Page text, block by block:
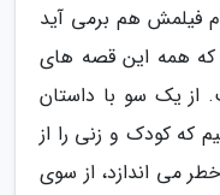
فیلمش هم برمی آید
که همه این قصه های
از یک سو با داستان
کودک و زنی را از
می اندازد، از سوی